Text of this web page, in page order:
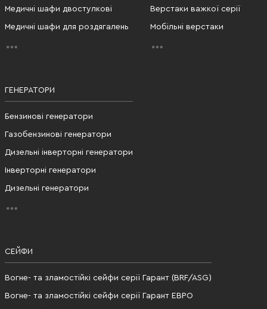
Медичні шафи двостулкові
Медичні шафи для роздягалень
Верстаки важкої серії
Мобільні верстаки
ГЕНЕРАТОРИ
Бензинові генератори
Газобензинові генератори
Дизельні інверторні генератори
Інверторні генератори
Дизельні генератори
СЕЙФИ
Вогне- та зламостійкі сейфи серії Гарант (BRF/ASG)
Вогне- та зламостійкі сейфи серії Гарант ЕВРО